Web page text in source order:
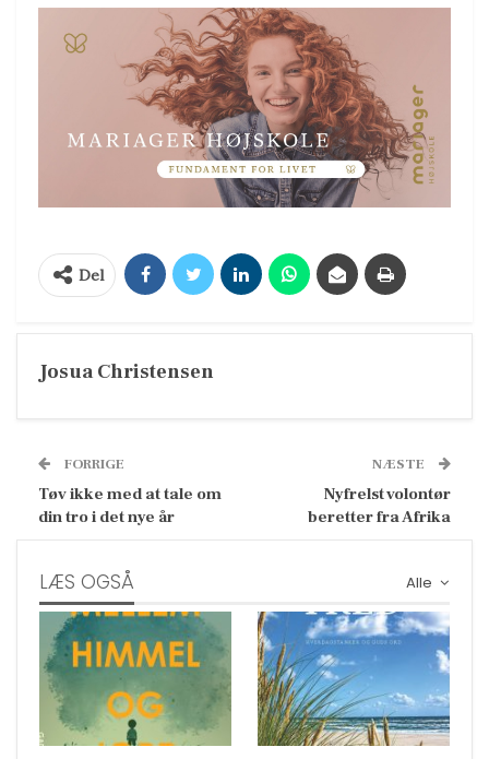
Del
Josua Christensen
FORRIGE
Tøv ikke med at tale om
din tro i det nye år
NÆSTE
Nyfrelst volontør
beretter fra Afrika
Alle
LÆS OGSÅ